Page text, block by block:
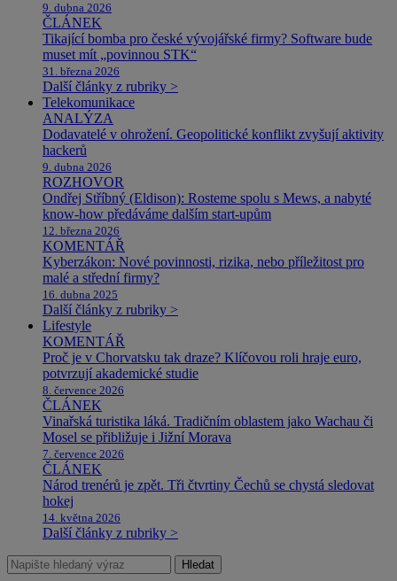
9. dubna 2026
ČLÁNEK
Tikající bomba pro české vývojářské firmy? Software bude
muset mít „povinnou STK“
31. března 2026
Další články z rubriky >
Telekomunikace
ANALÝZA
Dodavatelé v ohrožení. Geopolitické konflikt zvyšují aktivity
hackerů
9. dubna 2026
ROZHOVOR
Ondřej Stříbný (Eldison): Rosteme spolu s Mews, a nabyté
know-how předáváme dalším start-upům
12. března 2026
KOMENTÁŘ
Kyberzákon: Nové povinnosti, rizika, nebo příležitost pro
malé a střední firmy?
16. dubna 2025
Další články z rubriky >
Lifestyle
KOMENTÁŘ
Proč je v Chorvatsku tak draze? Klíčovou roli hraje euro,
potvrzují akademické studie
8. července 2026
ČLÁNEK
Vinařská turistika láká. Tradičním oblastem jako Wachau či
Mosel se přibližuje i Jižní Morava
7. července 2026
ČLÁNEK
Národ trenérů je zpět. Tři čtvrtiny Čechů se chystá sledovat
hokej
14. května 2026
Další články z rubriky >
Hledat